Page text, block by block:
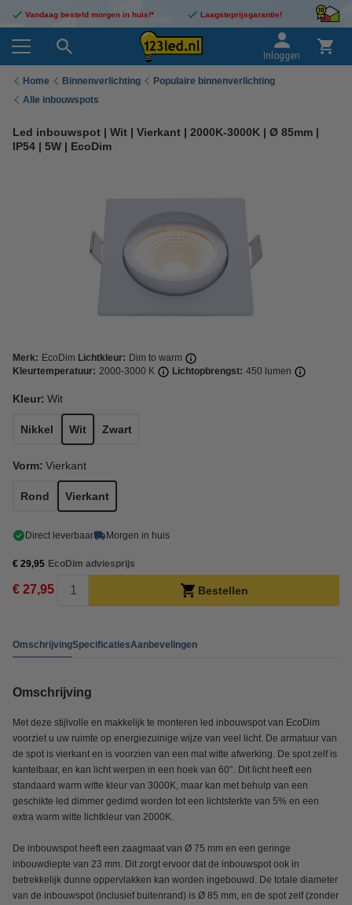
Vandaag besteld morgen in huis!* Laagsteprijsgarantie!
Inloggen
Home Binnenverlichting
Populaire binnenverlichting
Alle inbouwspots
Led inbouwspot | Wit | Vierkant | 2000K-3000K | Ø 85mm |
IP54 | 5W | EcoDim
Merk: EcoDim Lichtkleur: Dim to warm
Kleurtemperatuur: 2000-3000 K Lichtopbrengst: 450 lumen
Kleur: Wit
Nikkel Wit Zwart
Vorm: Vierkant
Rond Vierkant
Direct leverbaar Morgen in huis
€ 29,95 EcoDim adviesprijs
€ 27,95 Bestellen
OmschrijvingSpecificatiesAanbevelingen
Omschrijving
Met deze stijlvolle en makkelijk te monteren led inbouwspot van EcoDim
voorziet u uw ruimte op energiezuinige wijze van veel licht. De armatuur van
de spot is vierkant en is voorzien van een mat witte afwerking. De spot zelf is
kantelbaar, en kan licht werpen in een hoek van 60°. Dit licht heeft een
standaard warm witte kleur van 3000K, maar kan met behulp van een
geschikte led dimmer gedimd worden tot een lichtsterkte van 5% en een
extra warm witte lichtkleur van 2000K.
De inbouwspot heeft een zaagmaat van Ø 75 mm en een geringe
inbouwdiepte van 23 mm. Dit zorgt ervoor dat de inbouwspot ook in
betrekkelijk dunne oppervlakken kan worden ingebouwd. De totale diameter
van de inbouwspot (inclusief buitenrand) is Ø 85 mm, en de spot zelf (zonder